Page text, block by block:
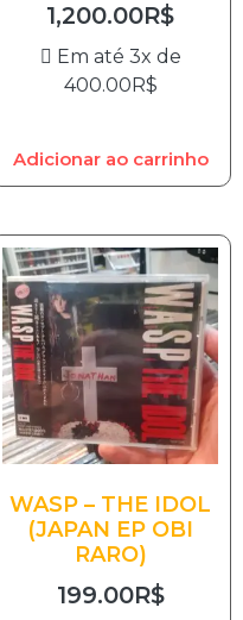
1,200.00R$
Em até 3x de
400.00R$
Adicionar ao carrinho
WASP – THE IDOL
(JAPAN EP OBI
RARO)
199.00R$